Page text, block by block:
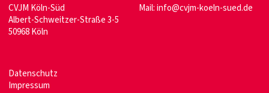
CVJM Köln-Süd
Albert-Schweitzer-Straße 3-5
50968 Köln
Mail: info@cvjm-koeln-sued.de
Datenschutz
Impressum